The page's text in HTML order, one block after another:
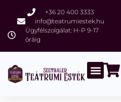
+36 20 400 3333
info@teatrumiestek.hu
Ügyfélszolgálat: H-P 9-17
óráig